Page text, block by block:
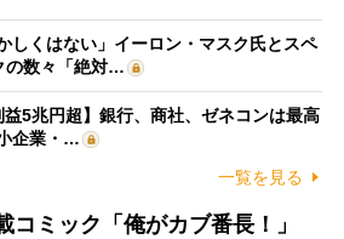
しくはない」イーロン・マスク氏とスペ
の数々「絶対…
益5兆円超】銀行、商社、ゼネコンは最高
企業・…
一覧を見る
コミック「俺がカブ番長！」